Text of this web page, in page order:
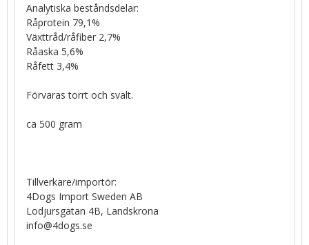
Analytiska beståndsdelar:
Råprotein 79,1%
Växttråd/råfiber 2,7%
Råaska 5,6%
Råfett 3,4%
Förvaras torrt och svalt.
ca 500 gram
Tillverkare/importör:
4Dogs Import Sweden AB
Lodjursgatan 4B, Landskrona
info@4dogs.se